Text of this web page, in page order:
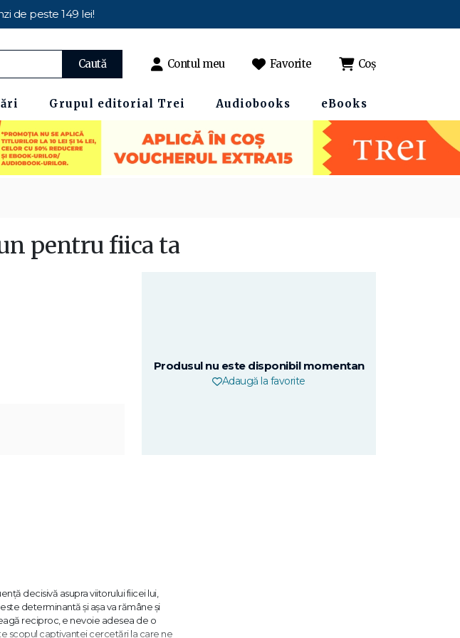
de peste 149 lei!
Caută Contul meu Favorite Coș
Grupul editorial Trei Audiobooks eBooks
pentru fiica ta
Produsul nu este disponibil momentan
Adaugă la favorite
decisivă asupra viitorului fiicei lui,
determinantă şi aşa va rămâne şi
reciproc, e nevoie adesea de o
scopul captivantei cercetări la care ne